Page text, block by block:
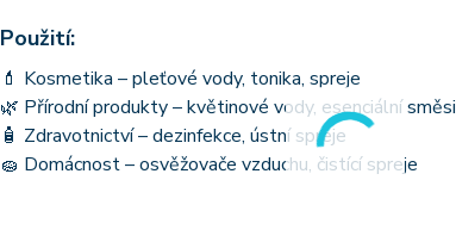
Použití:
💄 Kosmetika – pleťové vody, tonika, spreje
🌿 Přírodní produkty – květinové vody, esenciální směsi
🧴 Zdravotnictví – dezinfekce, ústní spreje
🧽 Domácnost – osvěžovače vzduchu, čistící spreje